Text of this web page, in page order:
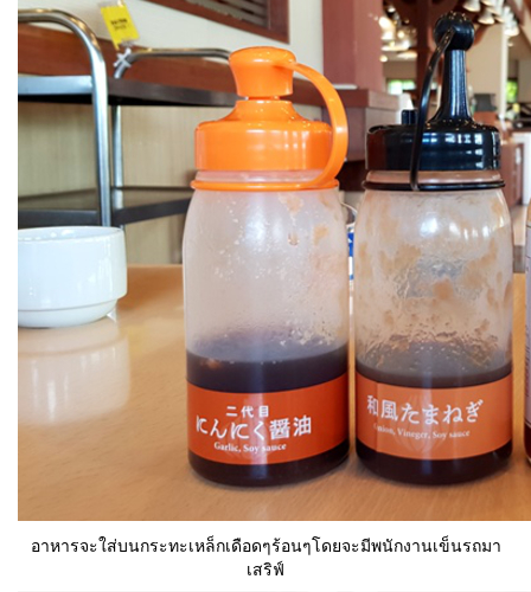
อาหารจะใส่บนกระทะเหล็กเดือดๆร้อนๆโดยจะมีพนักงานเข็นรถมา
เสริฟ์